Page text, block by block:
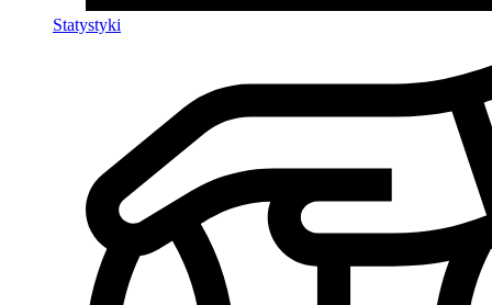
Statystyki